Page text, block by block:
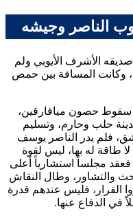
الناصر وجيشه
الأشرف الأيوبي ولم
وكانت المسافة بين حمص
سقوط حصون ميافارقين،
حلب وحارم، وتسليم
فلم يدر
الناصر يوسف
لا طاقة له بها، ليس لقوة
مجلساً استشارياً أعلى
والتشاور، وطال النقاش
الفرار، فليس عندهم قدرة
في الدفاع عنها.